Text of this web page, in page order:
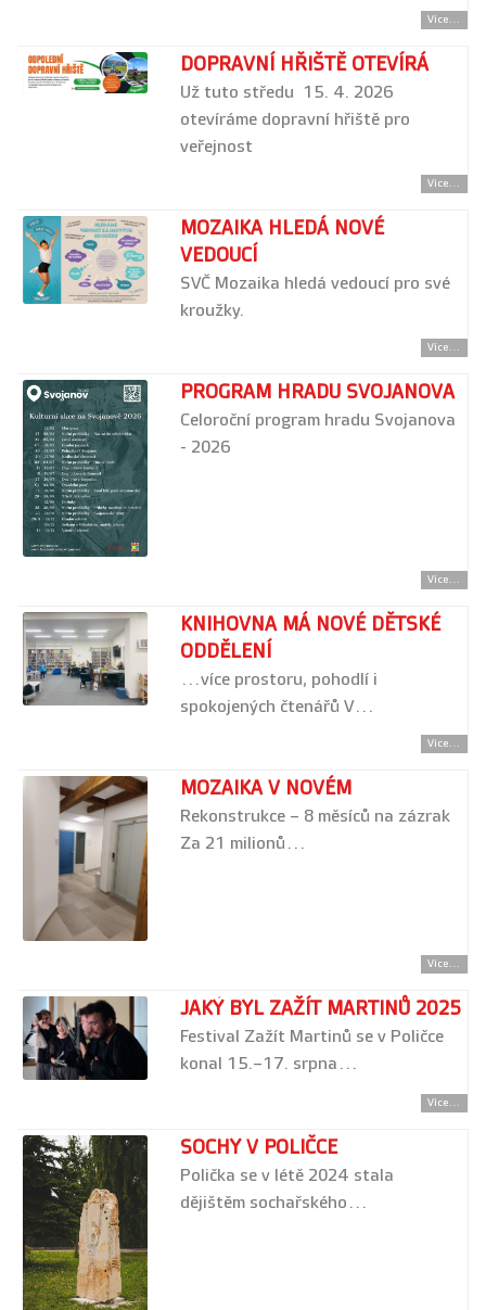
Více...
DOPRAVNÍ HŘIŠTĚ OTEVÍRÁ
Už tuto středu 15. 4. 2026
otevíráme dopravní hřiště pro
veřejnost
Více...
MOZAIKA HLEDÁ NOVÉ
VEDOUCÍ
SVČ Mozaika hledá vedoucí pro své
kroužky.
Více...
PROGRAM HRADU SVOJANOVA
Celoroční program hradu Svojanova
- 2026
Více...
KNIHOVNA MÁ NOVÉ DĚTSKÉ
ODDĚLENÍ
...více prostoru, pohodlí i
spokojených čtenářů V…
Více...
MOZAIKA V NOVÉM
Rekonstrukce – 8 měsíců na zázrak
Za 21 milionů…
Více...
JAKÝ BYL ZAŽÍT MARTINŮ 2025
Festival Zažít Martinů se v Poličce
konal 15.–17. srpna…
Více...
SOCHY V POLIČCE
Polička se v létě 2024 stala
dějištěm sochařského…